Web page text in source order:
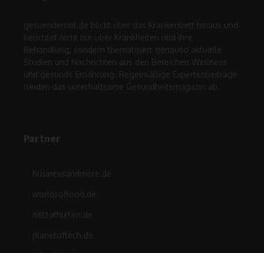
gesuendernet.de blickt über das Krankenbett hinaus und
berichtet nicht nur über Krankheiten und ihre
Behandlung, sondern thematisiert genauso aktuelle
Studien und Nachrichten aus den Bereichen Wellness
und gesunde Ernährung. Regelmäßige Expertenbeiträge
runden das unterhaltsame Gesundheitsmagazin ab.
Partner
businessandmore.de
worldsoffood.de
netzathleten.de
planetoftech.de